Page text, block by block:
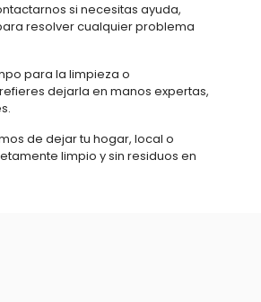
si necesitas ayuda,
resolver cualquier problema
para la limpieza o
dejarla en manos expertas,
de dejar tu hogar, local o
limpio y sin residuos en